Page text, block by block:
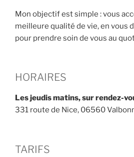
Mon objectif est simple : vous
meilleure qualité de vie, en vous
pour prendre soin de vous au
HORAIRES
Les jeudis matins, sur rendez-
331 route de Nice, 06560
TARIFS